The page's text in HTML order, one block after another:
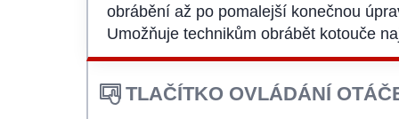
obrábění až po pomalejší konečnou
Umožňuje technikům obrábět kotouče
TLAČÍTKO OVLÁDÁNÍ